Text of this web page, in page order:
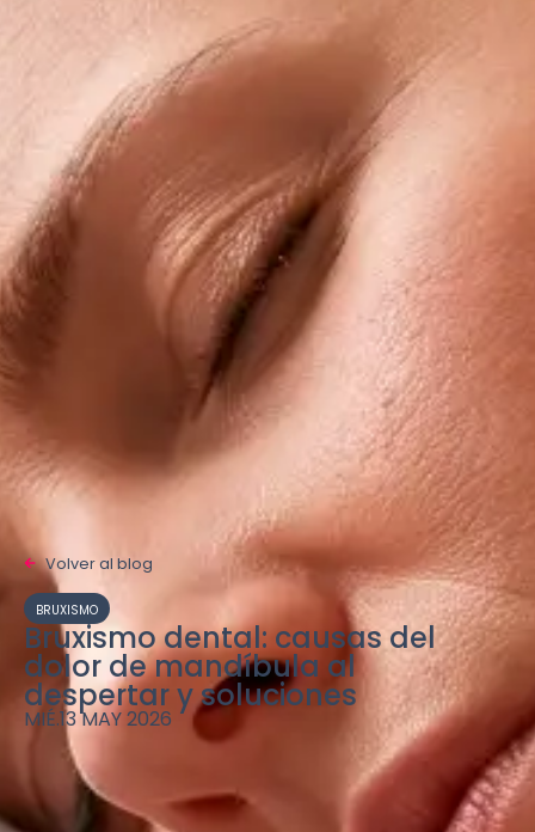
Volver al blog
BRUXISMO
Bruxismo dental: causas del
dolor de mandíbula al
despertar y soluciones
MIÉ.13 MAY 2026